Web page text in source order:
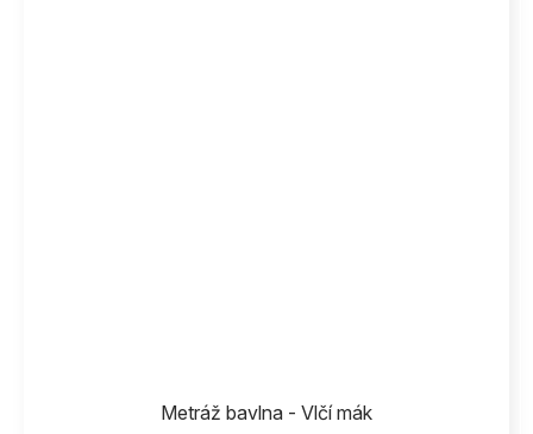
Metráž bavlna - Vlčí mák